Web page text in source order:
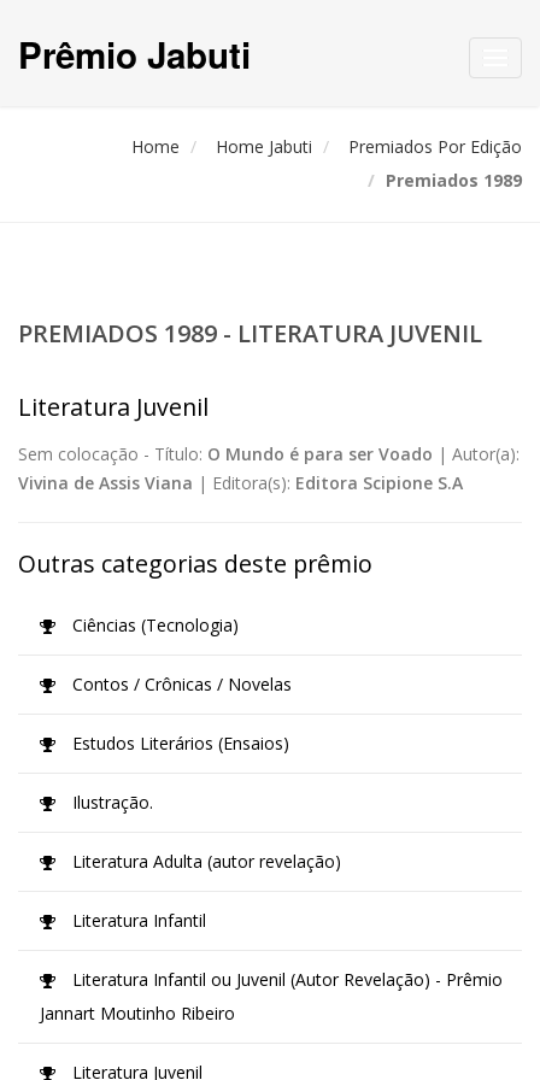
Prêmio Jabuti
Home Home Jabuti
Premiados Por Edição
Premiados 1989
PREMIADOS 1989 - LITERATURA JUVENIL
Literatura Juvenil
Sem colocação - Título: O Mundo é para ser Voado | Autor(a):
Vivina de Assis Viana | Editora(s): Editora Scipione S.A
Outras categorias deste prêmio
Ciências (Tecnologia)
Contos / Crônicas / Novelas
Estudos Literários (Ensaios)
Ilustração.
Literatura Adulta (autor revelação)
Literatura Infantil
Literatura Infantil ou Juvenil (Autor Revelação) - Prêmio
Jannart Moutinho Ribeiro
Literatura Juvenil